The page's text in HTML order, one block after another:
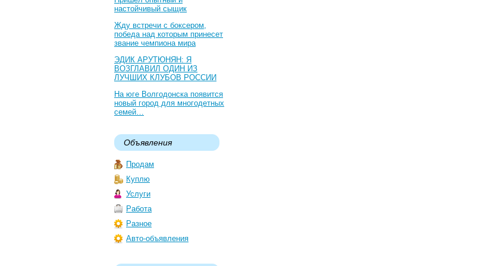
настойчивый сыщик
Жду встречи с боксером,
победа над которым принесет
звание чемпиона мира
ЭДИК АРУТЮНЯН: Я
ВОЗГЛАВИЛ ОДИН ИЗ
ЛУЧШИХ КЛУБОВ РОССИИ
На юге Волгодонска появится
новый город для многодетных
семей…
Объявления
Продам
Куплю
Услуги
Работа
Разное
Авто-объявления